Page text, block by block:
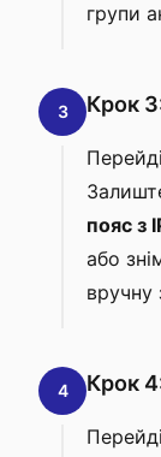
групи
3 Крок
пояс з
або
вручну
4 Крок